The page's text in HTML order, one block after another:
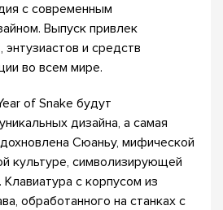
с современным
Выпуск привлек
и средств
во всем мире.
of Snake будут
дизайна, а самая
Сюаньу, мифической
культуре, символизирующей
с корпусом из
обработанного на станках с